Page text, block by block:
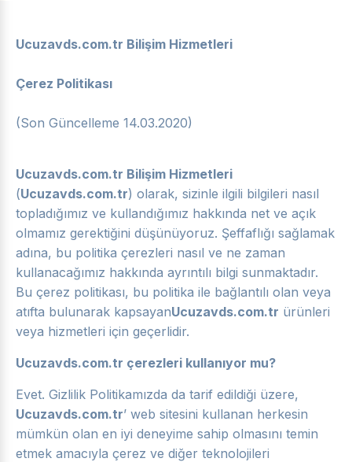
Ucuzavds.com.tr Bilişim Hizmetleri
Çerez Politikası
(Son Güncelleme 14.03.2020)
Ucuzavds.com.tr Bilişim Hizmetleri
(Ucuzavds.com.tr) olarak, sizinle ilgili bilgileri nasıl
topladığımız ve kullandığımız hakkında net ve açık
olmamız gerektiğini düşünüyoruz. Şeffaflığı sağlamak
adına, bu politika çerezleri nasıl ve ne zaman
kullanacağımız hakkında ayrıntılı bilgi sunmaktadır.
Bu çerez politikası, bu politika ile bağlantılı olan veya
atıfta bulunarak kapsayanUcuzavds.com.tr ürünleri
veya hizmetleri için geçerlidir.
Ucuzavds.com.tr çerezleri kullanıyor mu?
Evet. Gizlilik Politikamızda da tarif edildiği üzere,
Ucuzavds.com.tr’ web sitesini kullanan herkesin
mümkün olan en iyi deneyime sahip olmasını temin
etmek amacıyla çerez ve diğer teknolojileri